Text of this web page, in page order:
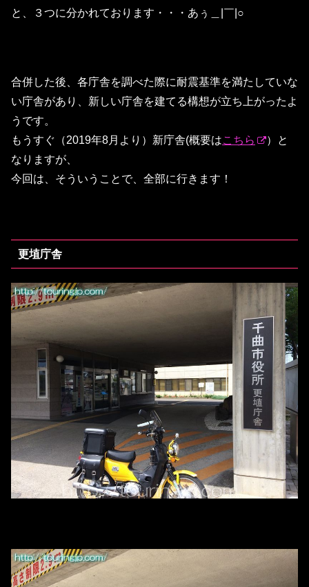
と、３つに分かれております・・・あぅ＿|￣|○
合併した後、各庁舎を調べた際に耐震基準を満たしていな
い庁舎があり、新しい庁舎を建てる構想が立ち上がったよ
うです。
もうすぐ（2019年8月より）新庁舎(概要はこちら
）と
なりますが、
今回は、そういうことで、全部に行きます！
更埴庁舎